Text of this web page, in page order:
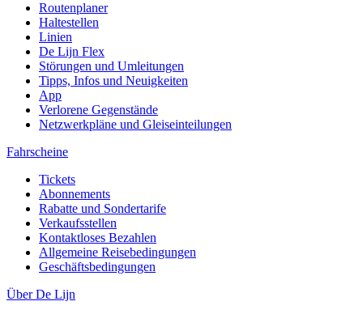
Routenplaner
Haltestellen
Linien
De Lijn Flex
Störungen und Umleitungen
Tipps, Infos und Neuigkeiten
App
Verlorene Gegenstände
Netzwerkpläne und Gleiseinteilungen
Fahrscheine
Tickets
Abonnements
Rabatte und Sondertarife
Verkaufsstellen
Kontaktloses Bezahlen
Allgemeine Reisebedingungen
Geschäftsbedingungen
Über De Lijn